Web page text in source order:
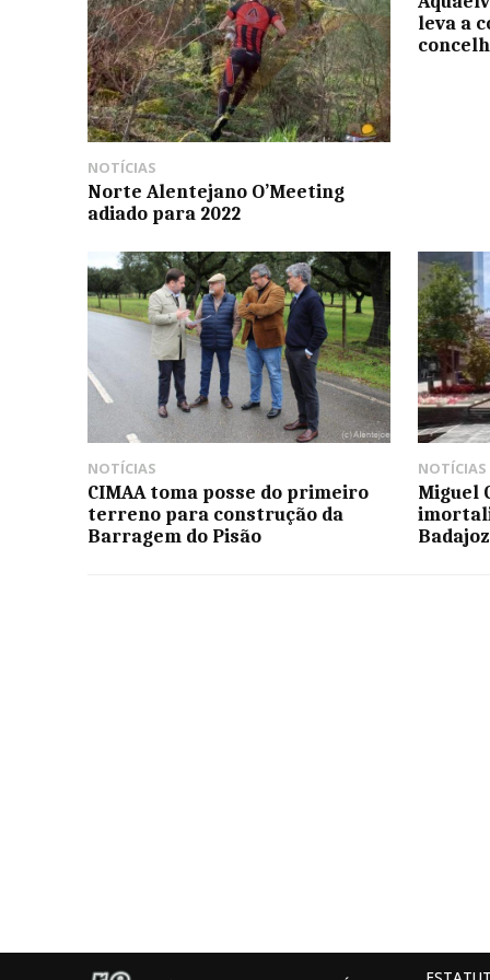
NOTÍCIAS
Norte Alentejano O’Meeting
adiado para 2022
leva a
NOTÍCIAS
CIMAA toma posse do primeiro
terreno para construção da
Barragem do Pisão
NOTÍCIAS
Miguel
Badajoz